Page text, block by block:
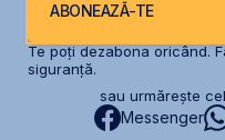
ABONEAZĂ-TE
Te poți dezabona oricând.
siguranță.
sau urmărește
Messenger